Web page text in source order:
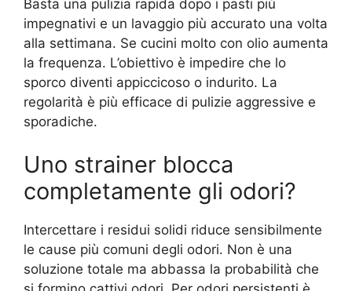
Basta una pulizia rapida dopo i pasti più
impegnativi e un lavaggio più accurato una volta
alla settimana. Se cucini molto con olio aumenta
la frequenza. L’obiettivo è impedire che lo
sporco diventi appiccicoso o indurito. La
regolarità è più efficace di pulizie aggressive e
sporadiche.
Uno strainer blocca
completamente gli odori?
Intercettare i residui solidi riduce sensibilmente
le cause più comuni degli odori. Non è una
soluzione totale ma abbassa la probabilità che